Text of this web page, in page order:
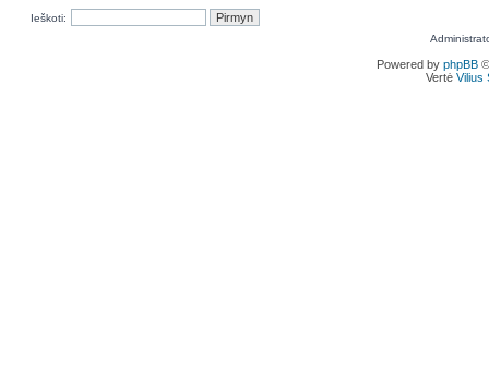
Ieškoti:
Powered by phpBB
Vertė Vilius